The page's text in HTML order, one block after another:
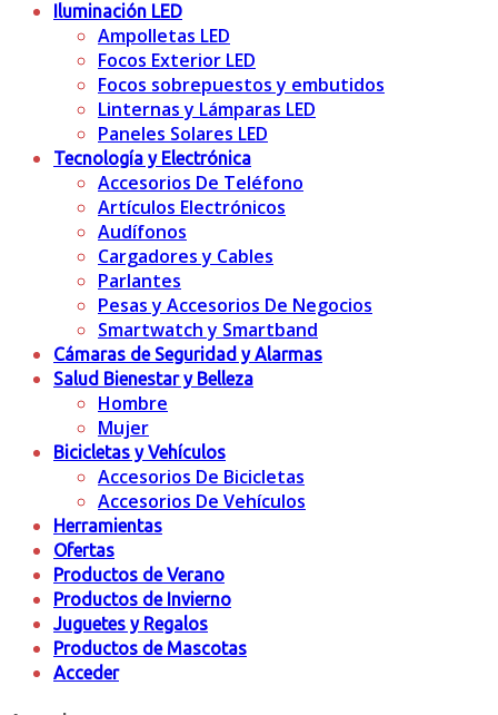
Iluminación LED
Ampolletas LED
Focos Exterior LED
Focos sobrepuestos y embutidos
Linternas y Lámparas LED
Paneles Solares LED
Tecnología y Electrónica
Accesorios De Teléfono
Artículos Electrónicos
Audífonos
Cargadores y Cables
Parlantes
Pesas y Accesorios De Negocios
Smartwatch y Smartband
Cámaras de Seguridad y Alarmas
Salud Bienestar y Belleza
Hombre
Mujer
Bicicletas y Vehículos
Accesorios De Bicicletas
Accesorios De Vehículos
Herramientas
Ofertas
Productos de Verano
Productos de Invierno
Juguetes y Regalos
Productos de Mascotas
Acceder